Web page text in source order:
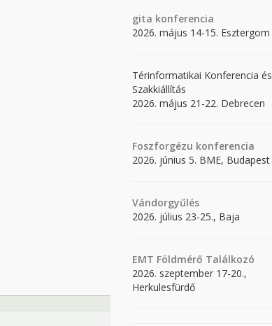
gita konferencia
2026. május 14-15. Esztergom
Térinformatikai Konferencia és
Szakkiállítás
2026. május 21-22. Debrecen
Foszforgézu konferencia
2026. június 5. BME, Budapest
Vándorgyűlés
2026. július 23-25., Baja
EMT Földmérő Találkozó
2026. szeptember 17-20.,
Herkulesfürdő